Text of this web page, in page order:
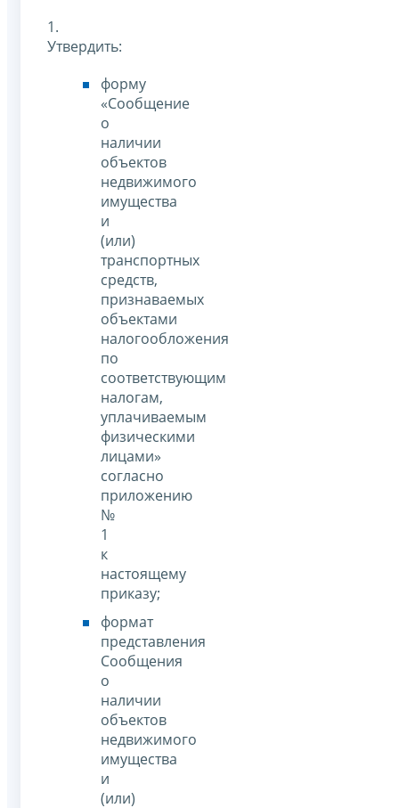
1.
Утвердить:
форму
«Сообщение
о
наличии
объектов
недвижимого
имущества
и
(или)
транспортных
средств,
признаваемых
объектами
налогообложения
по
соответствующим
налогам,
уплачиваемым
физическими
лицами»
согласно
приложению
№
1
к
настоящему
приказу;
формат
представления
Сообщения
о
наличии
объектов
недвижимого
имущества
и
(или)